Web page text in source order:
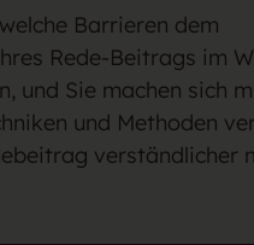
Barrieren dem
Rede-Beitrags im
und Sie machen sich
und Methoden
verständlicher